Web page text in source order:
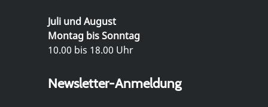
Juli und August
Montag bis Sonntag
10.00 bis 18.00 Uhr
Newsletter-Anmeldung